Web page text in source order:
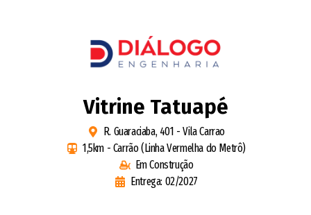
Vitrine Tatuapé
R. Guaraciaba, 401 - Vila Carrao
1,5km - Carrão (Linha Vermelha do Metrô)
Em Construção
Entrega: 02/2027